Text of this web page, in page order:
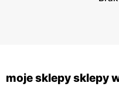
moje sklepy sklepy